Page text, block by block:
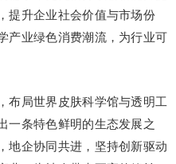
提升企业社会价值与市场份
产业绿色消费潮流，为行业可
布局世界皮肤科学馆与透明工
一条特色鲜明的生态发展之
地企协同共进，坚持创新驱动